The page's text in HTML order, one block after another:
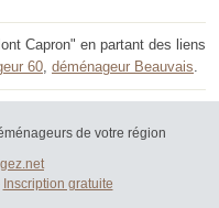
Capron" en partant des liens
60, déménageur Beauvais.
de votre région
Inscription gratuite